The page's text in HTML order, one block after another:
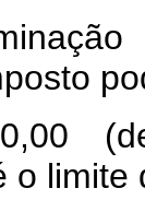
o limite